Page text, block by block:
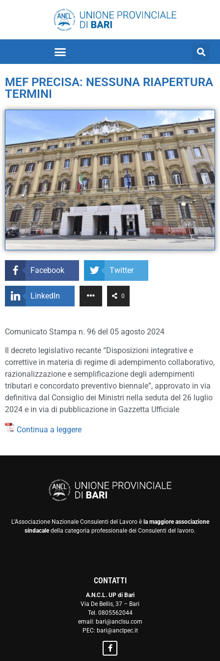
MEF PRECISA: NESSUNA RIAPERTURA
TERMINI
Facebook Twitter
LinkedIn 0
Comunicato Stampa n. 96 del 05 agosto 2024
Il decreto legislativo recante “Disposizioni integrative e
correttive in materia di regime di adempimento collaborativo,
razionalizzazione e semplificazione degli adempimenti
tributari e concordato preventivo biennale”, approvato in via
definitiva dal Consiglio dei Ministri nella seduta del 26 luglio
2024 e in via di pubblicazione in Gazzetta Ufficiale
Continua a leggere
L’Associazione Nazionale Consulenti del Lavoro èla maggiore associazione
sindacaledella categoria professionale dei Consulenti del lavoro.
CONTATTI
A.N.C.L. UP di Bari
Via De Bellis, 37 – Bari
Tel. 0805562044
email: bari@anclsu.com
PEC: bari@anclpec.it